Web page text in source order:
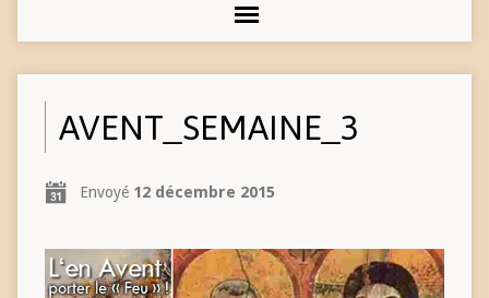
AVENT_SEMAINE_3
Envoyé 12 décembre 2015